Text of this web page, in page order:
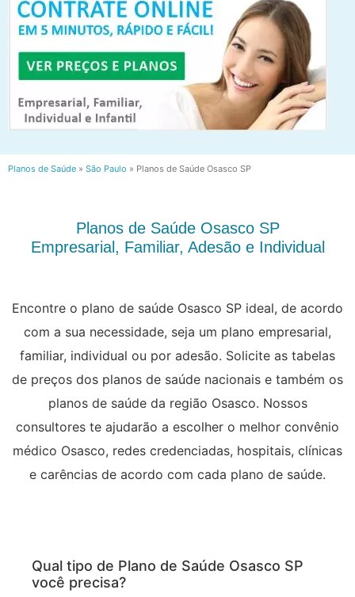
Planos de Saúde » São Paulo » Planos de Saúde Osasco SP
Planos de Saúde Osasco SP
Empresarial, Familiar, Adesão e Individual
Encontre o plano de saúde Osasco SP ideal, de acordo
com a sua necessidade, seja um plano empresarial,
familiar, individual ou por adesão. Solicite as tabelas
de preços dos planos de saúde nacionais e também os
planos de saúde da região Osasco. Nossos
consultores te ajudarão a escolher o melhor convênio
médico Osasco, redes credenciadas, hospitais, clínicas
e carências de acordo com cada plano de saúde.
Qual tipo de Plano de Saúde Osasco SP
você precisa?